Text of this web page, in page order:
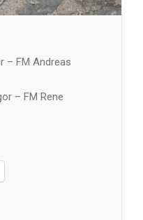
– FM Andreas
– FM Rene